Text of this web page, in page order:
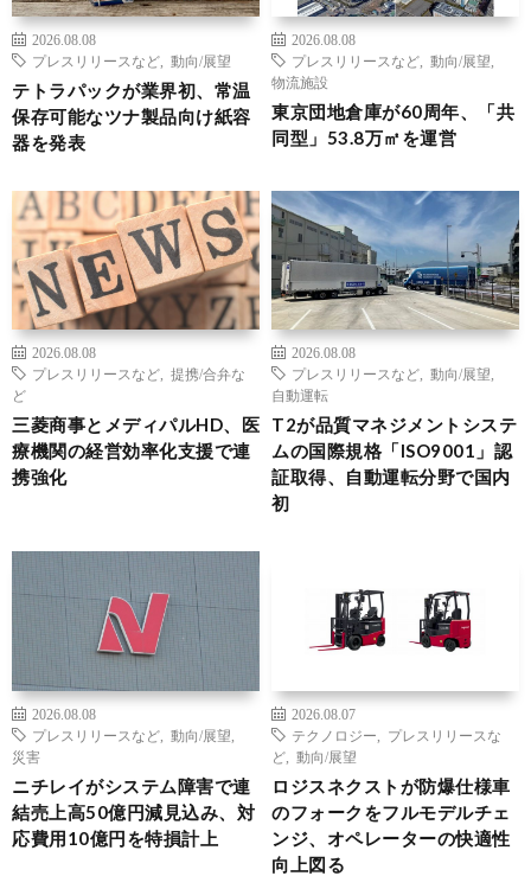
2026.08.08
プレスリリースなど
動向/展望
テトラパックが業界初、常温
保存可能なツナ製品向け紙容
器を発表
2026.08.08
プレスリリースなど
動向/展望
物流施設
東京団地倉庫が60周年、「共
同型」53.8万㎡を運営
2026.08.08
プレスリリースなど
提携/合弁な
ど
三菱商事とメディパルHD、医
療機関の経営効率化支援で連
携強化
2026.08.08
プレスリリースなど
動向/展望
自動運転
T2が品質マネジメントシステ
ムの国際規格「ISO9001」認
証取得、自動運転分野で国内
初
2026.08.08
プレスリリースなど
動向/展望
災害
ニチレイがシステム障害で連
結売上高50億円減見込み、対
応費用10億円を特損計上
2026.08.07
テクノロジー
プレスリリースな
ど
動向/展望
ロジスネクストが防爆仕様車
のフォークをフルモデルチェ
ンジ、オペレーターの快適性
向上図る